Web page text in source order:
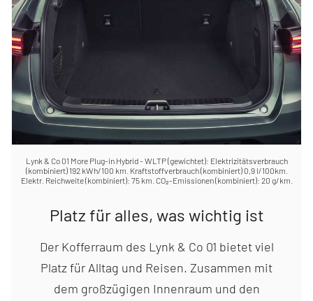
Lynk & Co 01 More Plug-in Hybrid - WLTP (gewichtet): Elektrizitätsverbrauch
(kombiniert) 192 kWh/100 km. Kraftstoffverbrauch (kombiniert) 0,9 l/100km.
Elektr. Reichweite (kombiniert): 75 km. CO₂-Emissionen (kombiniert): 20 g/km.
Platz für alles, was wichtig ist
Der Kofferraum des Lynk & Co 01 bietet viel
Platz für Alltag und Reisen. Zusammen mit
dem großzügigen Innenraum und den